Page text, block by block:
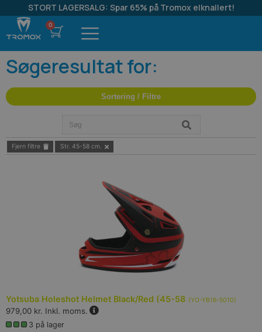
STORT LAGERSALG: Spar 65% på Tromox elknallert!
Søgeresultat for:
Sortering / Filtre
Fjern filtre Str. 45-58 cm.
Yotsuba Holeshot Helmet Black/Red (45-58 (YO-YB16-5010)
979,00 kr. Inkl. moms.
3 på lager